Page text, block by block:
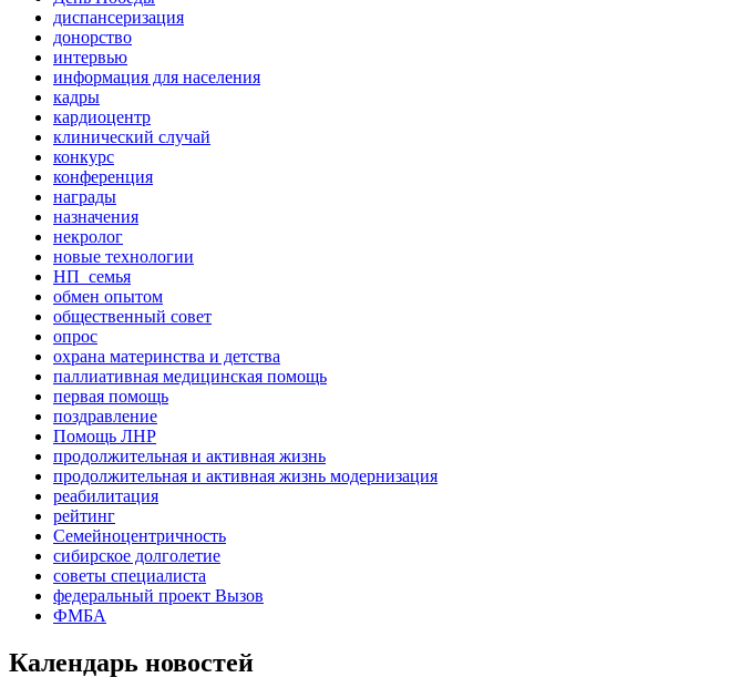
диспансеризация
донорство
интервью
информация для населения
кадры
кардиоцентр
клинический случай
конкурс
конференция
награды
назначения
некролог
новые технологии
НП_семья
обмен опытом
общественный совет
опрос
охрана материнства и детства
паллиативная медицинская помощь
первая помощь
поздравление
Помощь ЛНР
продолжительная и активная жизнь
продолжительная и активная жизнь модернизация
реабилитация
рейтинг
Семейноцентричность
сибирское долголетие
советы специалиста
федеральный проект Вызов
ФМБА
Календарь новостей